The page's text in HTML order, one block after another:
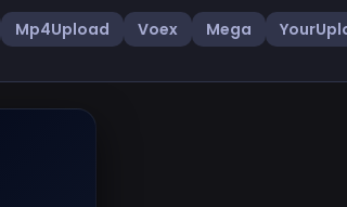
Mp4Upload Voex Mega